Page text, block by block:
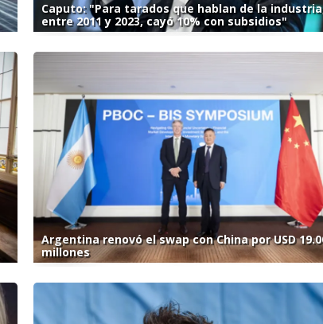
Caputo: "Para tarados que hablan de la
entre 2011 y 2023, cayó 10% con subsidios"
Argentina renovó el swap con China por USD
millones